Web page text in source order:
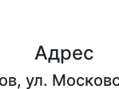
Адрес
ул.